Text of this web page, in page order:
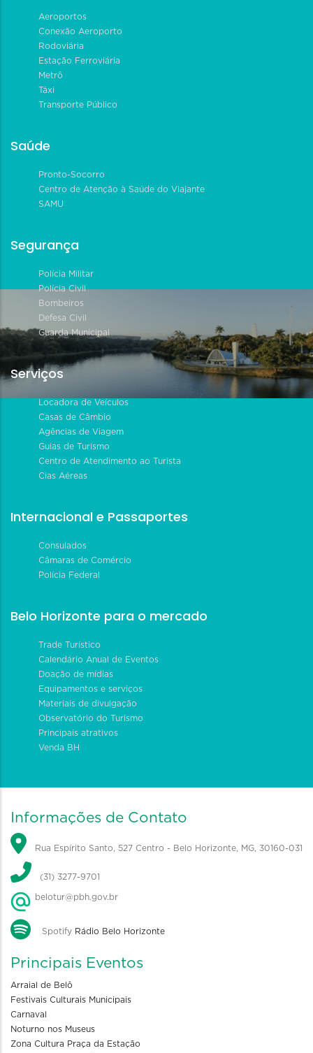
Aeroportos
Conexão Aeroporto
Rodoviária
Estação Ferroviária
Metrô
Táxi
Transporte Público
Saúde
Pronto-Socorro
Centro de Atenção à Saúde do Viajante
SAMU
Segurança
Polícia Militar
Polícia Civil
Bombeiros
Defesa Civil
Guarda Municipal
Serviços
Locadora de Veículos
Casas de Câmbio
Agências de Viagem
Guias de Turismo
Centro de Atendimento ao Turista
Cias Aéreas
Internacional e Passaportes
Consulados
Câmaras de Comércio
Polícia Federal
Belo Horizonte para o mercado
Trade Turístico
Calendário Anual de Eventos
Doação de mídias
Equipamentos e serviços
Materiais de divulgação
Observatório do Turismo
Principais atrativos
Venda BH
Informações de Contato
Rua Espírito Santo, 527 Centro - Belo Horizonte, MG, 30160-031
(31) 3277-9701
belotur@pbh.gov.br
Spotify Rádio Belo Horizonte
Principais Eventos
Arraial de Belô
Festivais Culturais Municipais
Carnaval
Noturno nos Museus
Zona Cultura Praça da Estação